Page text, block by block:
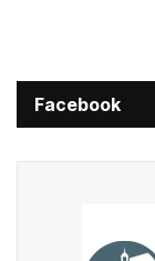
Facebook